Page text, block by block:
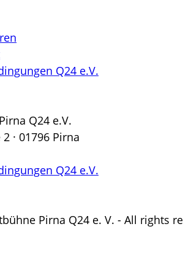
Q24 e.V.
Q24 e.V.
· 01796 Pirna
Q24 e.V.
Pirna Q24 e. V. - All rights